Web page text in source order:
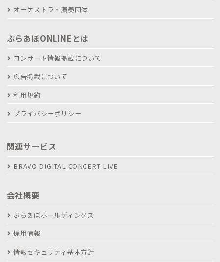
オーケストラ・演奏団体
ぶらあぼONLINEとは
コンサート情報掲載について
広告掲載について
利用規約
プライバシーポリシー
関連サービス
BRAVO DIGITAL CONCERT LIVE
会社概要
ぶらあぼホールディングス
採用情報
情報セキュリティ基本方針